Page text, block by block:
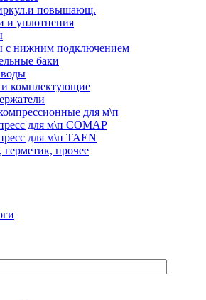
повышающ.
и уплотнения
с нижним подключением
баки
комплектующие
для м\п
для м\п COMAP
для м\п TAEN
прочее